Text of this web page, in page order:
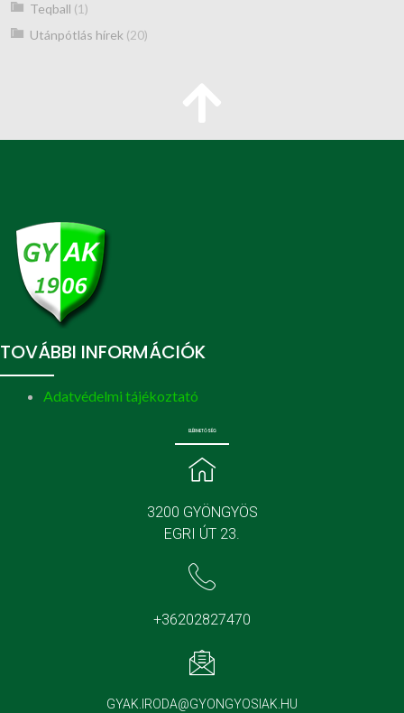
Teqball (1)
Utánpótlás hírek(20)
TOVÁBBI INFORMÁCIÓK
Adatvédelmi tájékoztató
ELÉRHETŐSÉG
3200 GYÖNGYÖS
EGRI ÚT 23.
+36202827470
GYAK.IRODA@GYONGYOSIAK.HU